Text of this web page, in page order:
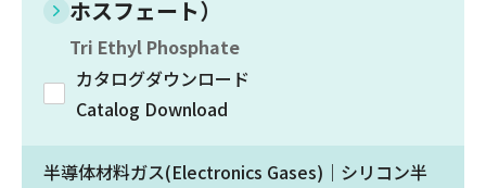
ホスフェート）
Tri Ethyl Phosphate
カタログダウンロード
Catalog Download
半導体材料ガス(Electronics Gases)｜シリコン半